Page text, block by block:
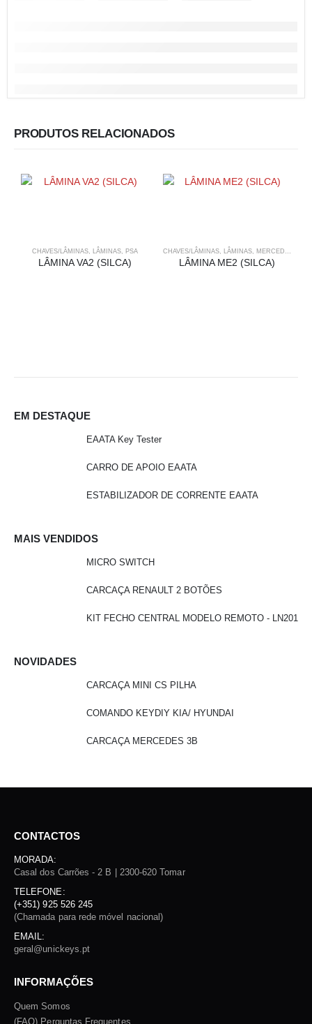
PRODUTOS RELACIONADOS
CHAVES/LÂMINAS LÂMINAS PSA
LÂMINA VA2 (SILCA)
CHAVES/LÂMINAS LÂMINAS MERCEDES BENZ
LÂMINA ME2 (SILCA)
EM DESTAQUE
EAATA Key Tester
CARRO DE APOIO EAATA
ESTABILIZADOR DE CORRENTE EAATA
MAIS VENDIDOS
MICRO SWITCH
CARCAÇA RENAULT 2 BOTÕES
KIT FECHO CENTRAL MODELO REMOTO - LN201
NOVIDADES
CARCAÇA MINI CS PILHA
COMANDO KEYDIY KIA/ HYUNDAI
CARCAÇA MERCEDES 3B
CONTACTOS
MORADA:
Casal dos Carrões - 2 B | 2300-620 Tomar
TELEFONE:
(+351) 925 526 245
(Chamada para rede móvel nacional)
EMAIL:
geral@unickeys.pt
INFORMAÇÕES
Quem Somos
(FAQ) Perguntas Frequentes